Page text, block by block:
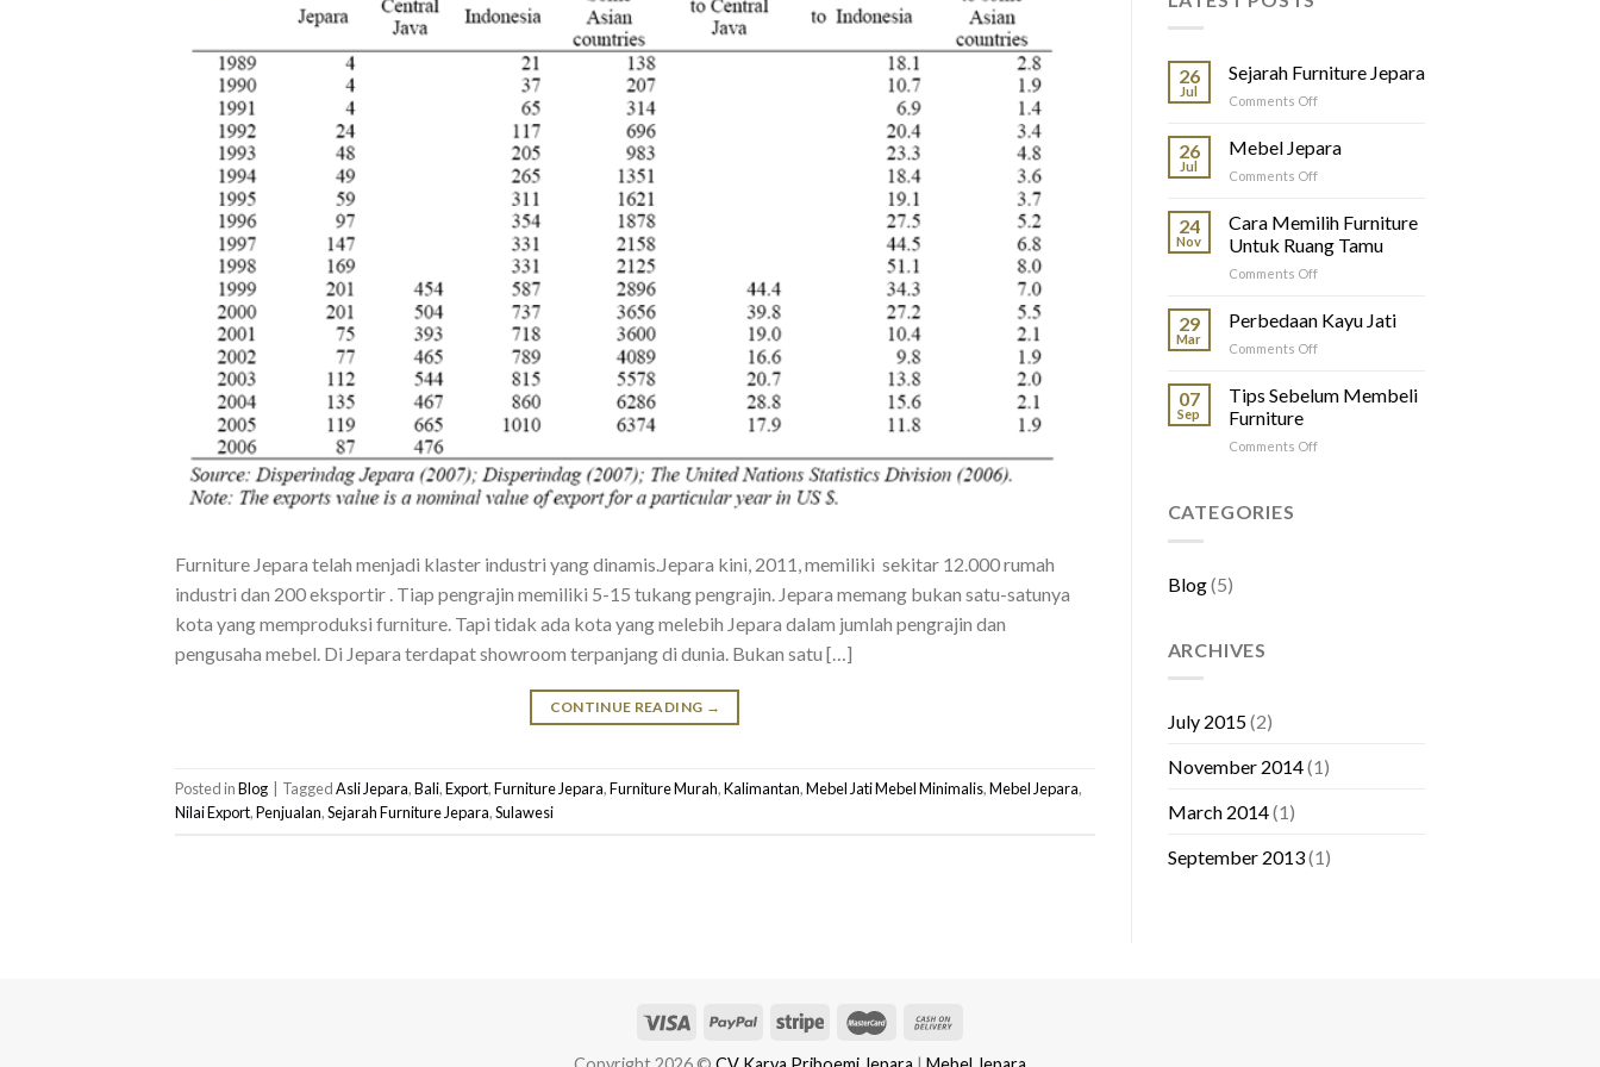
Furniture Jepara telah menjadi klaster industri yang dinamis.Jepara kini, 2011, memiliki sekitar 12.000 rumah
industri dan 200 eksportir . Tiap pengrajin memiliki 5-15 tukang pengrajin. Jepara memang bukan satu-satunya
kota yang memproduksi furniture. Tapi tidak ada kota yang melebih Jepara dalam jumlah pengrajin dan
pengusaha mebel. Di Jepara terdapat showroom terpanjang di dunia. Bukan satu […]
CONTINUE READING →
Posted inBlog TaggedAsli Jepara,Bali,Export,Furniture Jepara,Furniture Murah,Kalimantan,Mebel Jati Mebel Minimalis,Mebel Jepara,
Nilai Export,Penjualan,Sejarah Furniture Jepara,Sulawesi
26
Jul
Sejarah Furniture Jepara
Comments Offon
26
Jul
Mebel Jepara
Comments Offon
Jepara
24
Nov
Cara Memilih Furniture
Untuk Ruang Tamu
Comments Offon
Memilih
Furniture
Tamu
29
Mar
Perbedaan Kayu Jati
Comments Offon
Kayu
07
Sep
Tips Sebelum Membeli
Furniture
Comments Offon
CATEGORIES
Blog(5)
ARCHIVES
July 2015(2)
November 2014(1)
March 2014(1)
September 2013(1)